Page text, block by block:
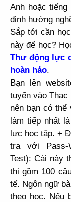
Anh hoặc
định hướng
Sắp tới cần
này để học?
Thư động lực
hoàn hảo.
Bạn lên
tuyển vào
nên bạn có
làm tiếp nhất
lực học tập. +
tra với Pass-
Test): Cái này
thi gồm 100
tế. Ngôn ngữ
theo học. Nếu